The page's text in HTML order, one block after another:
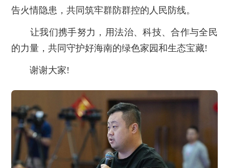
告火情隐患，共同筑牢群防群控的人民防线。
让我们携手努力，用法治、科技、合作与全民
的力量，共同守护好海南的绿色家园和生态宝藏!
谢谢大家!